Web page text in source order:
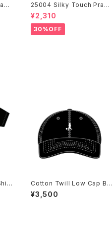
25004 Silky Touch Practi
ce Shirts Gunmetal
¥2,310
30%OFF
Cotton Twill Low Cap BL
K
¥3,500